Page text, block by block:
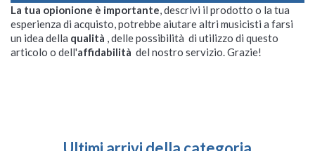
La tua opionione è importante, descrivi il prodotto o la tua
esperienza di acquisto, potrebbe aiutare altri musicisti a farsi
un idea della qualità , delle possibilità di utilizzo di questo
articolo o dell'affidabilità del nostro servizio. Grazie!